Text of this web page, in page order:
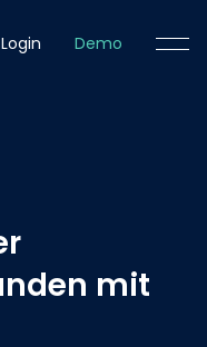
Login Demo
mit